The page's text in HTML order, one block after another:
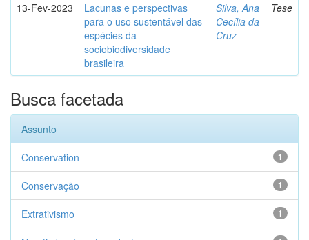
13-Fev-2023
Lacunas e perspectivas
para o uso sustentável das
espécies da
sociobiodiversidade
brasileira
Silva, Ana
Cecília da
Cruz
Tese
Busca facetada
Assunto
1
Conservation
1
Conservação
1
Extrativismo